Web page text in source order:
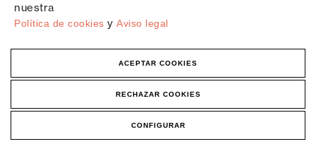
nuestra
Política de cookies y Aviso legal
ACEPTAR COOKIES
RECHAZAR COOKIES
CONFIGURAR